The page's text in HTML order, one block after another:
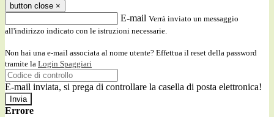
button close ×
E-mail Verrà inviato un messaggio
all'indirizzo indicato con le istruzioni necessarie.
Non hai una e-mail associata al nome utente? Effettua il reset della password
tramite la Login Spaggiari
E-mail inviata, si prega di controllare la casella di posta elettronica!
Errore